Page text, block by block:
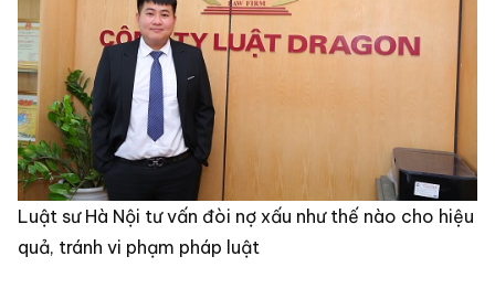
Luật sư Hà Nội tư vấn đòi nợ xấu như thế nào cho hiệu
quả, tránh vi phạm pháp luật